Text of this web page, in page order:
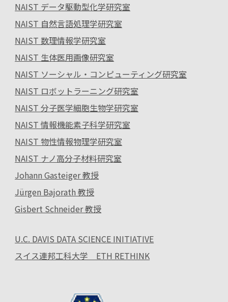
NAIST データ駆動型化学研究室
NAIST 自然言語処理学研究室
NAIST 数理情報学研究室
NAIST 生体医用画像研究室
NAIST ソーシャル・コンピューティング研究室
NAIST ロボットラーニング研究室
NAIST 分子医学細胞生物学研究室
NAIST 情報機能素子科学研究室
NAIST 物性情報物理学研究室
NAIST ナノ高分子材料研究室
Johann Gasteiger 教授
Jürgen Bajorath 教授
Gisbert Schneider 教授
U.C. DAVIS DATA SCIENCE INITIATIVE
スイス連邦工科大学 ETH RETHINK